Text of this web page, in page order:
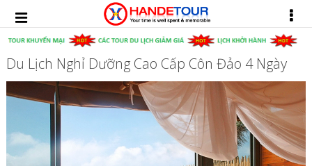
Du Lịch Nghỉ Dưỡng Cao Cấp Côn Đảo 4 Ngày